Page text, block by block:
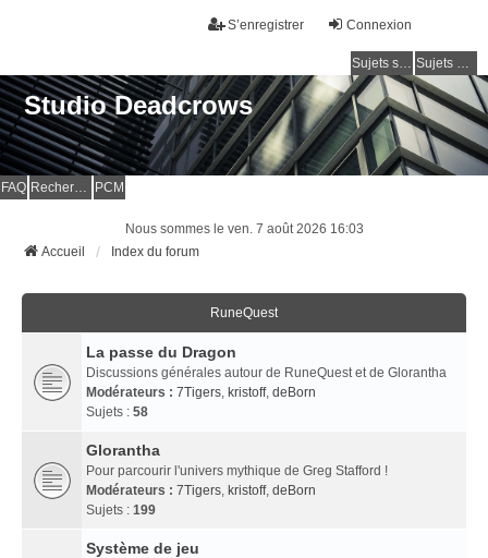
Connexion
S’enregistrer
Sujets sans réponse Sujets actifs
Studio Deadcrows
FAQ Rechercher PCM
Nous sommes le ven. 7 août 2026 16:03
Accueil
Index du forum
RuneQuest
La passe du Dragon
Discussions générales autour de RuneQuest et de Glorantha
Modérateurs : 7Tigers, kristoff, deBorn
Sujets : 58
Glorantha
Pour parcourir l'univers mythique de Greg Stafford !
Modérateurs : 7Tigers, kristoff, deBorn
Sujets : 199
Système de jeu